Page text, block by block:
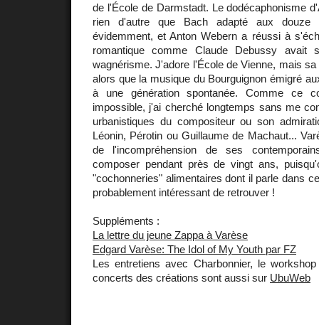
de l'École de Darmstadt. Le dodécaphonisme
rien d'autre que Bach adapté aux douze
évidemment, et Anton Webern a réussi à
romantique comme Claude Debussy avait
wagnérisme. J'adore l'École de Vienne, mais
alors que la musique du Bourguignon émigré
à une génération spontanée. Comme ce
impossible, j'ai cherché longtemps sans me
urbanistiques du compositeur ou son
Léonin, Pérotin ou Guillaume de Machaut...
de l'incompréhension de ses
composer pendant près de vingt ans,
"cochonneries" alimentaires dont il parle dans
probablement intéressant de retrouver !
Suppléments :
La lettre du jeune Zappa à Varèse
Edgard Varèse: The Idol of My Youth par FZ
Les entretiens avec Charbonnier, le
concerts des créations sont aussi sur UbuWeb